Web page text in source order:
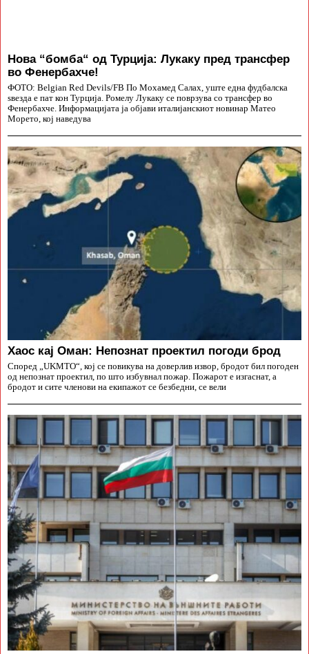
Нова “бомба“ од Турција: Лукаку пред трансфер
во Фенербахче!
ФОТО: Belgian Red Devils/FB По Мохамед Салах, уште една фудбалска
ѕвезда е пат кон Турција. Ромелу Лукаку се поврзува со трансфер во
Фенербахче. Информацијата ја објави италијанскиот новинар Матео
Морето, кој наведува
Хаос кај Оман: Непознат проектил погоди брод
Според „UKMTO“, кој се повикува на доверлив извор, бродот бил погоден
од непознат проектил, по што избувнал пожар. Пожарот е изгаснат, а
бродот и сите членови на екипажот се безбедни, се вели